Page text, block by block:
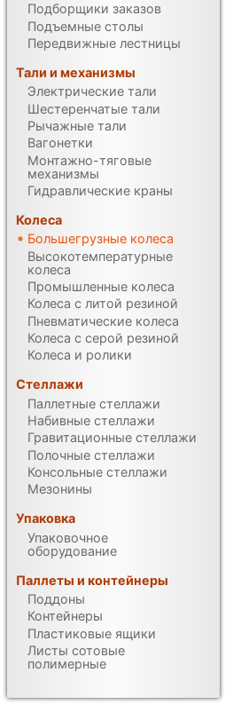
Подборщики заказов
Подъемные столы
Передвижные лестницы
Тали и механизмы
Электрические тали
Шестеренчатые тали
Рычажные тали
Вагонетки
Монтажно-тяговые
механизмы
Гидравлические краны
Колеса
Большегрузные колеса
Высокотемпературные
колеса
Промышленные колеса
Колеса с литой резиной
Пневматические колеса
Колеса с серой резиной
Колеса и ролики
Стеллажи
Паллетные стеллажи
Набивные стеллажи
Гравитационные стеллажи
Полочные стеллажи
Консольные стеллажи
Мезонины
Упаковка
Упаковочное
оборудование
Паллеты и контейнеры
Поддоны
Контейнеры
Пластиковые ящики
Листы сотовые
полимерные